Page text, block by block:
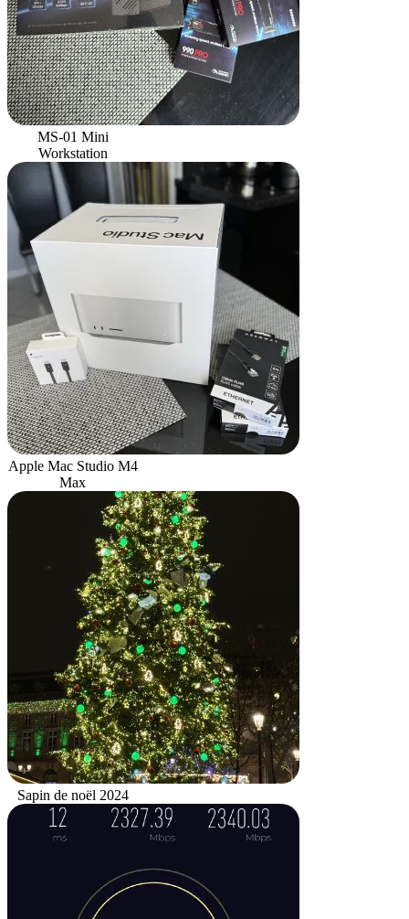
MS-01 Mini
Workstation
Apple Mac Studio M4
Max
Sapin de noël 2024